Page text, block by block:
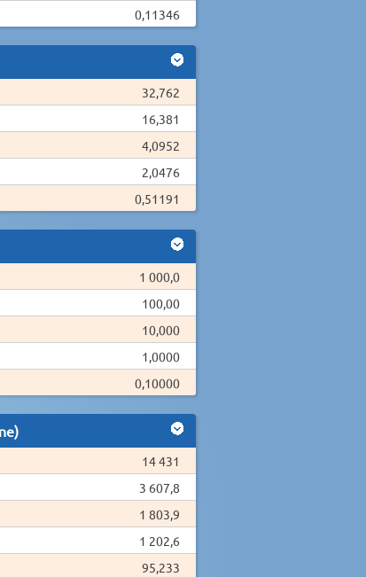
0,11346
32,762
16,381
4,0952
2,0476
0,51191
1 000,0
100,00
10,000
1,0000
0,10000
14 431
3 607,8
1 803,9
1 202,6
95,233